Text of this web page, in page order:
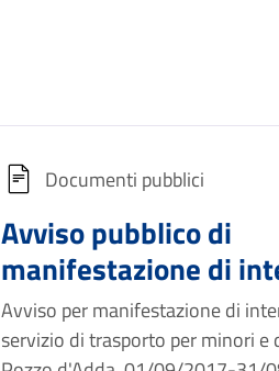
Documenti pubblici
Avviso pubblico di
manifestazione di
Trasporto e
accompagnamento di
Avviso per manifestazione di
servizio di trasporto per minori e